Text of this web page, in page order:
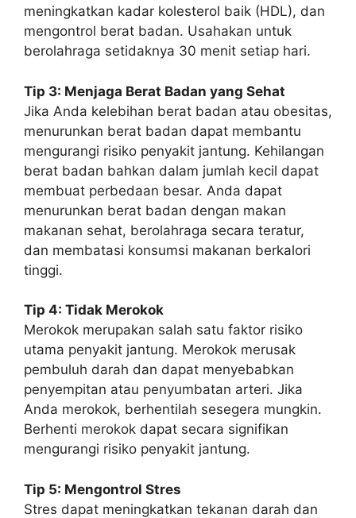
meningkatkan kadar kolesterol baik (HDL), dan
mengontrol berat badan. Usahakan untuk
berolahraga setidaknya 30 menit setiap hari.
Tip 3: Menjaga Berat Badan yang Sehat
Jika Anda kelebihan berat badan atau obesitas,
menurunkan berat badan dapat membantu
mengurangi risiko penyakit jantung. Kehilangan
berat badan bahkan dalam jumlah kecil dapat
membuat perbedaan besar. Anda dapat
menurunkan berat badan dengan makan
makanan sehat, berolahraga secara teratur,
dan membatasi konsumsi makanan berkalori
tinggi.
Tip 4: Tidak Merokok
Merokok merupakan salah satu faktor risiko
utama penyakit jantung. Merokok merusak
pembuluh darah dan dapat menyebabkan
penyempitan atau penyumbatan arteri. Jika
Anda merokok, berhentilah sesegera mungkin.
Berhenti merokok dapat secara signifikan
mengurangi risiko penyakit jantung.
Tip 5: Mengontrol Stres
Stres dapat meningkatkan tekanan darah dan